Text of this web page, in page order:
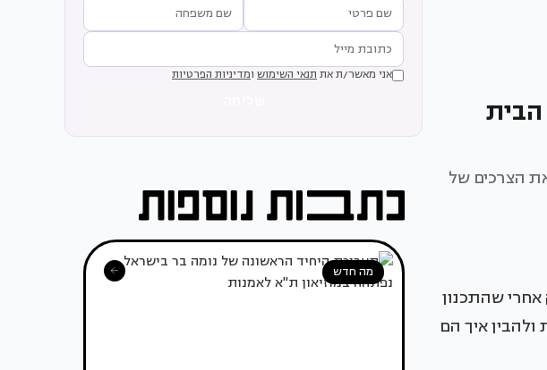
הבית
הצרכים של
אחרי שהתכנון
איך הם
אני מאשר/ת אתתנאי השימוש ומדיניות הפרטיות
מה חדש